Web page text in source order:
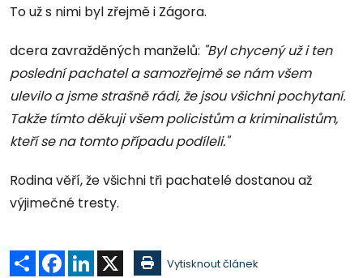
To už s nimi byl zřejmě i Zágora.
dcera zavražděných manželů: "Byl chycený už i ten
poslední pachatel a samozřejmě se nám všem
ulevilo a jsme strašně rádi, že jsou všichni pochytaní.
Takže tímto děkuji všem policistům a kriminalistům,
kteří se na tomto případu podíleli."
Rodina věří, že všichni tři pachatelé dostanou až
výjimečné tresty.
Sdílet Facebook
LinkedIn Vytisknout článek